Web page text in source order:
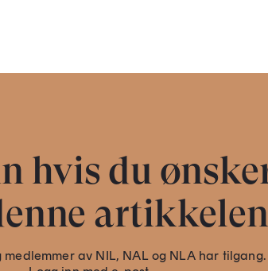
hvis du
artikkelen
av NIL, NAL og NLA har tilgang.